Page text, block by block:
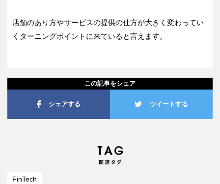
店舗のあり方やサービスの提供の仕方が大きく変わってい
くターニングポイントに来ていると言えます。
この記事をシェア
シェアする ツイートする
FinTech